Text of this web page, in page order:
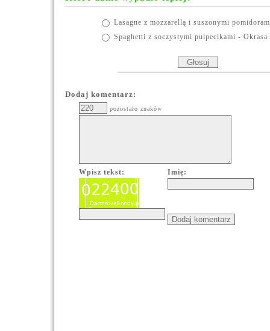
Lasagne z mozzarellą i suszonymi
Spaghetti z soczystymi pulpecikami - Okrasa
Dodaj komentarz:
pozostało znaków
Wpisz tekst: Imię: